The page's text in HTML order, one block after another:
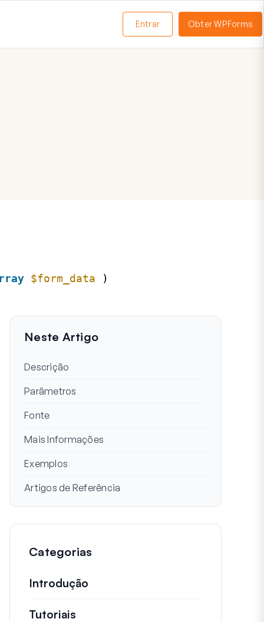
Entrar Obter WPForms
$form_data )
Neste Artigo
Descrição
Parâmetros
Fonte
Mais Informações
Exemplos
Artigos de Referência
Categorias
Introdução
Tutoriais